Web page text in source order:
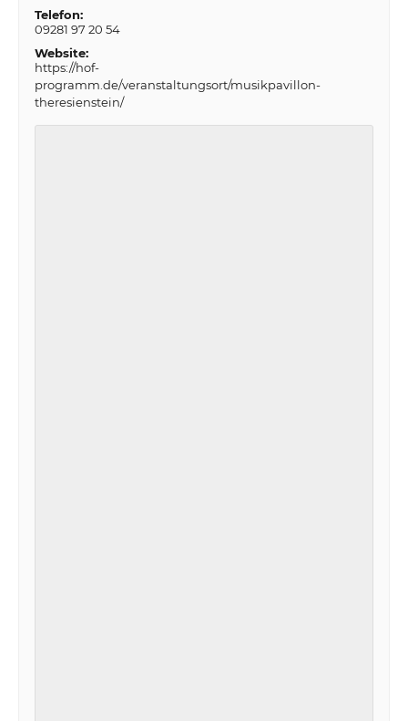
Telefon:
09281 97 20 54
Website:
https://hof-
programm.de/veranstaltungsort/musikpavillon-
theresienstein/